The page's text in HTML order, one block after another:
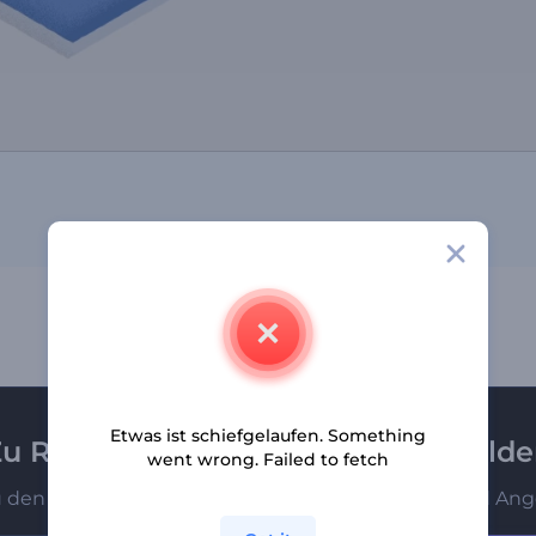
Renderforest-Newsletter
den Ersten, die unsere neuesten Nachrichten und
Etwas ist schiefgelaufen. Something
went wrong. Failed to fetch